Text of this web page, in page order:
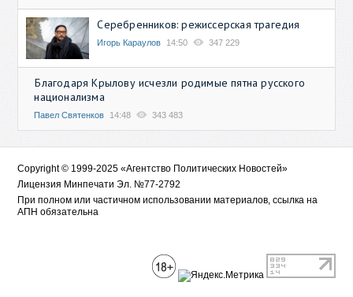
Серебренников: режиссерская трагедия
Игорь Караулов 14:50 347 229
Благодаря Крылову исчезли родимые пятна русского
национализма
Павел Святенков 14:48 343 483
Copyright © 1999-2025 «Агентство Политических Новостей»
Лицензия Минпечати Эл. №77-2792
При полном или частичном использовании материалов, ссылка на
АПН обязательна